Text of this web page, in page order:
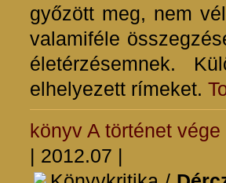
győzött meg, nem
valamiféle
életérzésemnek.
elhelyezett rímeket.
könyv A történet vége
| 2012.07 |